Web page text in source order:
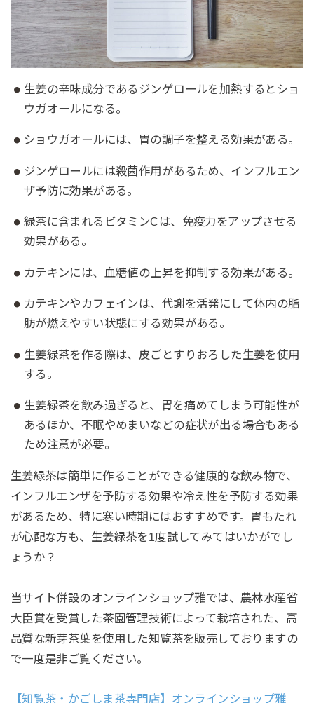
生姜の辛味成分であるジンゲロールを加熱するとショ
ウガオールになる。
ショウガオールには、胃の調子を整える効果がある。
ジンゲロールには殺菌作用があるため、インフルエン
ザ予防に効果がある。
緑茶に含まれるビタミンCは、免疫力をアップさせる
効果がある。
カテキンには、血糖値の上昇を抑制する効果がある。
カテキンやカフェインは、代謝を活発にして体内の脂
肪が燃えやすい状態にする効果がある。
生姜緑茶を作る際は、皮ごとすりおろした生姜を使用
する。
生姜緑茶を飲み過ぎると、胃を痛めてしまう可能性が
あるほか、不眠やめまいなどの症状が出る場合もある
ため注意が必要。
生姜緑茶は簡単に作ることができる健康的な飲み物で、
インフルエンザを予防する効果や冷え性を予防する効果
があるため、特に寒い時期にはおすすめです。胃もたれ
が心配な方も、生姜緑茶を1度試してみてはいかがでし
ょうか？
当サイト併設のオンラインショップ雅では、農林水産省
大臣賞を受賞した茶園管理技術によって栽培された、高
品質な新芽茶葉を使用した知覧茶を販売しておりますの
で一度是非ご覧ください。
【知覧茶・かごしま茶専門店】オンラインショップ雅